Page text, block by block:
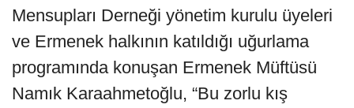
Mensupları Derneği yönetim kurulu üyeleri
ve Ermenek halkının katıldığı uğurlama
programında konuşan Ermenek Müftüsü
Namık Karaahmetoğlu, “Bu zorlu kış